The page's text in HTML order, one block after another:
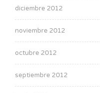
diciembre 2012
noviembre 2012
octubre 2012
septiembre 2012